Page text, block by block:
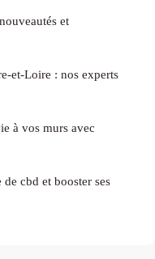
et
et-Loire : nos experts
à vos murs avec
cbd et booster ses